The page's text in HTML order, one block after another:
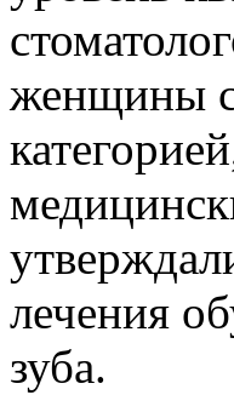
женщины
лечения
зуба.